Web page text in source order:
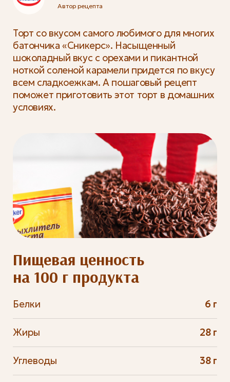
Автор рецепта
Торт со вкусом самого любимого для многих
батончика «Сникерс». Насыщенный
шоколадный вкус с орехами и пикантной
ноткой соленой карамели придется по вкусу
всем сладкоежкам. А пошаговый рецепт
поможет приготовить этот торт в домашних
условиях.
Пищевая ценность
на 100 г продукта
Белки 6 г
Жиры 28 г
Углеводы 38 г